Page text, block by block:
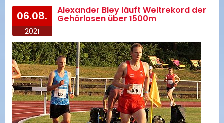
06.08.
2021
Alexander Bley läuft Weltrekord der
Gehörlosen über 1500m